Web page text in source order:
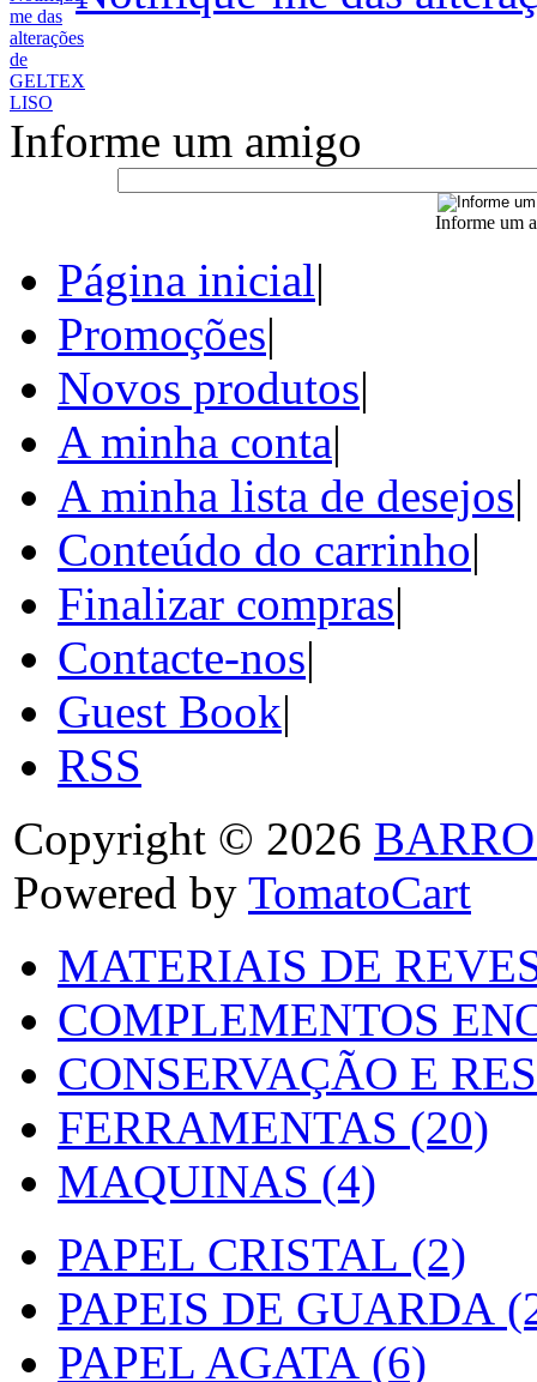
Informe um amigo
Informe um
Página inicial|
Promoções|
Novos produtos|
A minha conta|
A minha lista de desejos|
Conteúdo do carrinho|
Finalizar compras|
Contacte-nos|
Guest Book|
RSS
Copyright © 2026
Powered by TomatoCart
MATERIAIS DE
COMPLEMENTOS
CONSERVAÇÃO E
FERRAMENTAS (20)
MAQUINAS (4)
PAPEL CRISTAL (2)
PAPEIS DE GUARDA
PAPEL AGATA (6)